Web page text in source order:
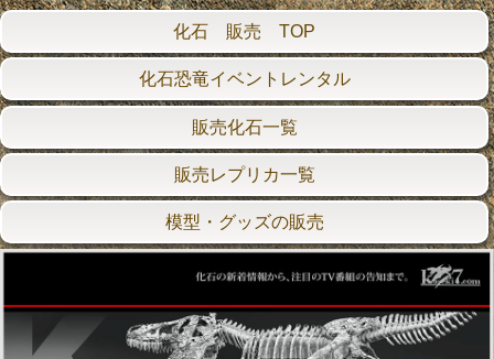
化石 販売 TOP
化石恐竜イベントレンタル
販売化石一覧
販売レプリカ一覧
模型・グッズの販売